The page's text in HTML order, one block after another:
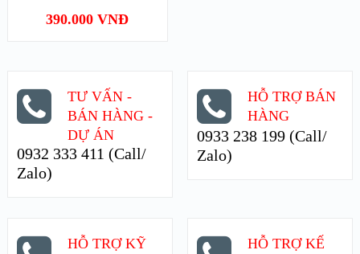
390.000 VNĐ
TƯ VẤN -
BÁN HÀNG -
DỰ ÁN
0932 333 411 (Call/
Zalo)
HỖ TRỢ BÁN
HÀNG
0933 238 199 (Call/
Zalo)
HỖ TRỢ KỸ
HỖ TRỢ KẾ